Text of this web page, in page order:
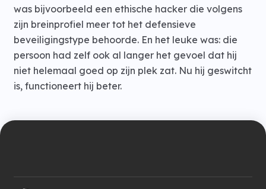
was bijvoorbeeld een ethische hacker die volgens
zijn breinprofiel meer tot het defensieve
beveiligingstype behoorde. En het leuke was: die
persoon had zelf ook al langer het gevoel dat hij
niet helemaal goed op zijn plek zat. Nu hij geswitcht
is, functioneert hij beter.